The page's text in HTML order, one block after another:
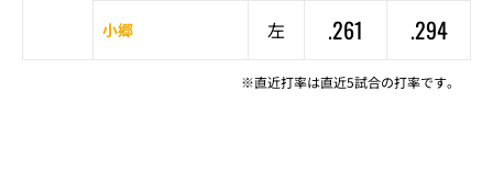
小郷 左 .261 .294
※直近打率は直近5試合の打率です。